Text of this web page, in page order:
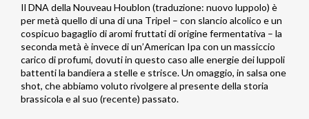
Il DNA della Nouveau Houblon (traduzione: nuovo luppolo) è
per metà quello di una di una Tripel – con slancio alcolico e un
cospicuo bagaglio di aromi fruttati di origine fermentativa – la
seconda metà è invece di un’American Ipa con un massiccio
carico di profumi, dovuti in questo caso alle energie dei luppoli
battenti la bandiera a stelle e strisce. Un omaggio, in salsa one
shot, che abbiamo voluto rivolgere al presente della storia
brassicola e al suo (recente) passato.